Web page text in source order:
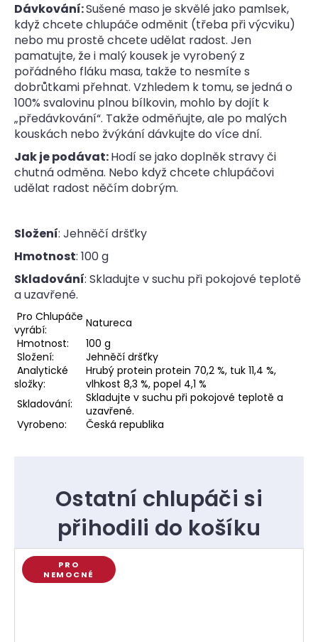
Dávkování:Sušené maso je skvělé jako pamlsek,
když chcete chlupáče odměnit (třeba při výcviku)
nebo mu prostě chcete udělat radost. Jen
pamatujte, že i malý kousek je vyrobený z
pořádného fláku masa, takže to nesmíte s
dobrůtkami přehnat. Vzhledem k tomu, se jedná o
100% svalovinu plnou bílkovin, mohlo by dojít k
„předávkování“. Takže odměňujte, ale po malých
kouskách nebo žvýkání dávkujte do více dní.
Jak je podávat:Hodí se jako doplněk stravy či
chutná odměna. Nebo když chcete chlupáčovi
udělat radost něčím dobrým.
Složení: Jehněčí dršťky
Hmotnost: 100 g
Skladování: Skladujte v suchu při pokojové teplotě
a uzavřené.
Pro Chlupáče
vyrábí:
Natureca
Hmotnost:
100 g
Složení:
Jehněčí dršťky
Analytické
složky:
Hrubý protein protein 70,2 %, tuk 11,4 %,
vlhkost 8,3 %, popel 4,1 %
Skladování:
Skladujte v suchu při pokojové teplotě a
uzavřené.
Vyrobeno:
Česká republika
PRO
NEMOCNÉ